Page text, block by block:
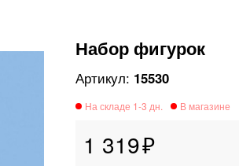
Набор фигурок
15530
1 319